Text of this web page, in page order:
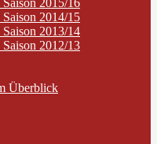
Saison 2015/16
Saison 2014/15
Saison 2013/14
Saison 2012/13
Überblick